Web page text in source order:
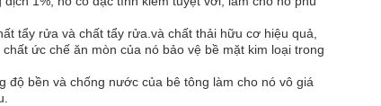
tẩy rửa và chất tẩy rửa.và chất thải hữu cơ hiệu quả,
ức chế ăn mòn của nó bảo vệ bề mặt kim loại trong
bền và chống nước của bê tông làm cho nó vô giá